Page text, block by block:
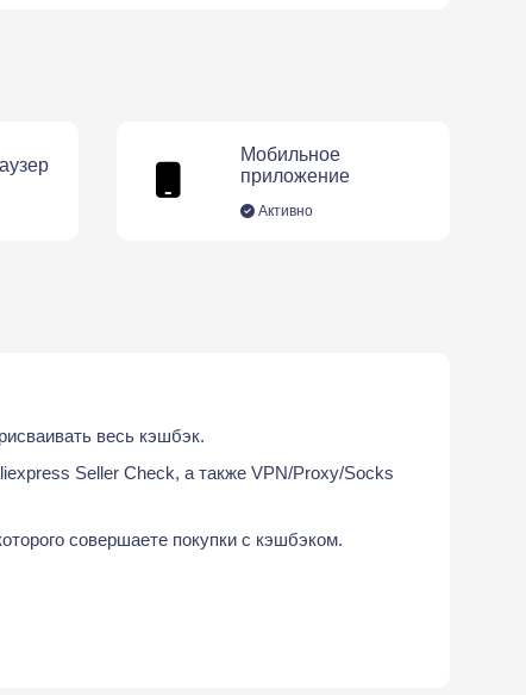
Мобильное
приложение
Активно
весь кэшбэк.
Seller Check, а также VPN/Proxy/Socks
совершаете покупки с кэшбэком.